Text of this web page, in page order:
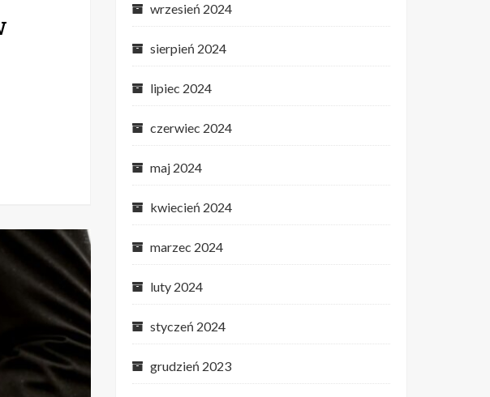
wrzesień 2024
sierpień 2024
lipiec 2024
czerwiec 2024
maj 2024
kwiecień 2024
marzec 2024
luty 2024
styczeń 2024
grudzień 2023